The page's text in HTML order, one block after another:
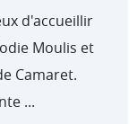
d'accueillir
Moulis et
Camaret.
...